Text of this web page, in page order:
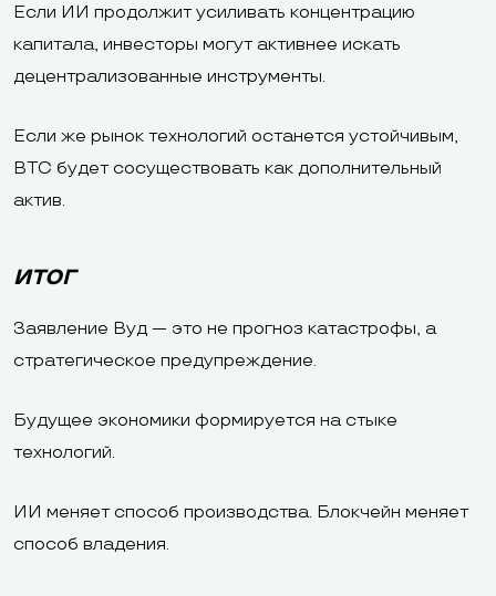
Если ИИ продолжит усиливать концентрацию
капитала, инвесторы могут активнее искать
децентрализованные инструменты.
Если же рынок технологий останется устойчивым,
BTC будет сосуществовать как дополнительный
актив.
ИТОГ
Заявление Вуд — это не прогноз катастрофы, а
стратегическое предупреждение.
Будущее экономики формируется на стыке
технологий.
ИИ меняет способ производства. Блокчейн меняет
способ владения.